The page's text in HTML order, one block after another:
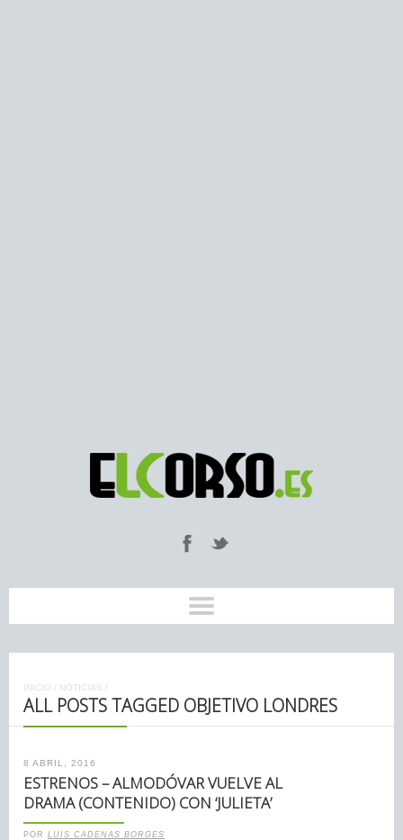
INICIO / NOTICIAS /
ALL POSTS TAGGED OBJETIVO LONDRES
8 ABRIL, 2016
ESTRENOS – ALMODÓVAR VUELVE AL
DRAMA (CONTENIDO) CON ‘JULIETA’
POR LUIS CADENAS BORGES